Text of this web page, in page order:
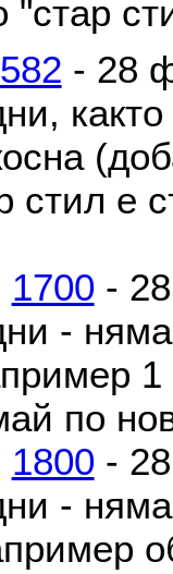
"стар
- 28
стил е
1700 -
-
по
1800 -
-